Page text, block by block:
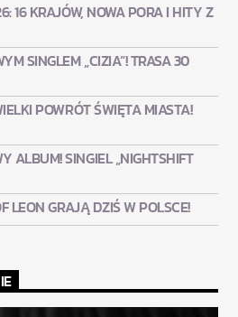
16 KRAJÓW, NOWA PORA I HITY Z
SINGLEM „CIZIA”! TRASA 30
POWRÓT ŚWIĘTA MIASTA!
ALBUM! SINGIEL „NIGHTSHIFT
LEON GRAJĄ DZIŚ W POLSCE!